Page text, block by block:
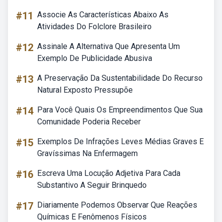
#11 Associe As Características Abaixo As
Atividades Do Folclore Brasileiro
#12 Assinale A Alternativa Que Apresenta Um
Exemplo De Publicidade Abusiva
#13 A Preservação Da Sustentabilidade Do Recurso
Natural Exposto Pressupõe
#14 Para Você Quais Os Empreendimentos Que Sua
Comunidade Poderia Receber
#15 Exemplos De Infrações Leves Médias Graves E
Gravíssimas Na Enfermagem
#16 Escreva Uma Locução Adjetiva Para Cada
Substantivo A Seguir Brinquedo
#17 Diariamente Podemos Observar Que Reações
Químicas E Fenômenos Físicos